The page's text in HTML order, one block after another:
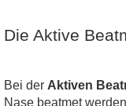
Die Aktive
Bei der Aktiven
Nase beatmet